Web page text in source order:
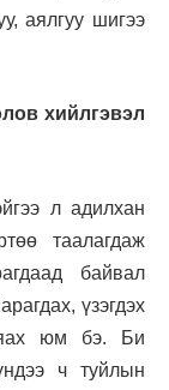
аялгуу шигээ
хийлгэвэл
л адилхан
таалагдаж
байвал
үзэгдэх
яах юм бэ. Би
ч туйлын